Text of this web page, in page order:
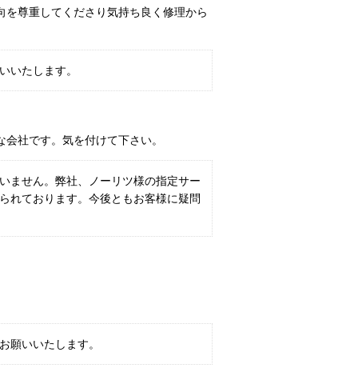
尊重してくださり気持ち良く修理から
いたします。
社です。気を付けて下さい。
ません。弊社、ノーリツ様の指定サー
れております。今後ともお客様に疑問
願いいたします。